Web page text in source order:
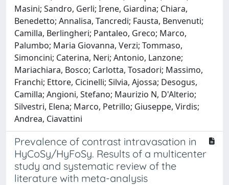
Masini; Sandro, Gerli; Irene, Giardina; Chiara,
Benedetto; Annalisa, Tancredi; Fausta, Benvenuti;
Camilla, Berlingheri; Pantaleo, Greco; Marco,
Palumbo; Maria Giovanna, Verzi; Tommaso,
Simoncini; Caterina, Neri; Antonio, Lanzone;
Mariachiara, Bosco; Carlotta, Tosadori; Massimo,
Franchi; Ettore, Cicinelli; Silvia, Ajossa; Desogus,
Camilla; Angioni, Stefano; Maurizio N, D'Alterio;
Silvestri, Elena; Marco, Petrillo; Giuseppe, Virdis;
Andrea, Ciavattini
Prevalence of contrast intravasation in
HyCoSy/HyFoSy. Results of a multicenter
study and systematic review of the
literature with meta-analysis